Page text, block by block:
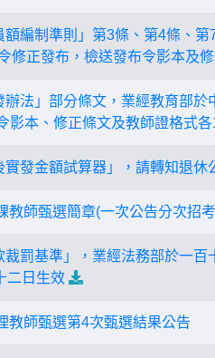
額編制準則」第3條、第4條、
修正發布，檢送發布令影本及
辦法」部分條文，業經教育部
影本、修正條文及教師證格式
發金額試算器」，請轉知退休
教師甄選簡章(一次公告分次招
裁罰基準」，業經法務部於一
二日生效
教師甄選第4次甄選結果公告